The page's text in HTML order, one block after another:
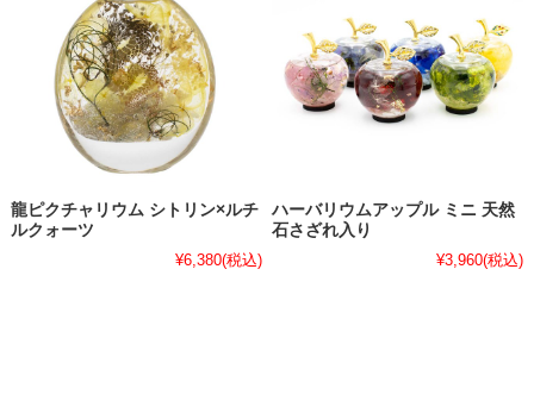
龍ピクチャリウム シトリン×ルチ
ルクォーツ
¥6,380(税込)
ハーバリウムアップル ミニ 天然
石さざれ入り
¥3,960(税込)